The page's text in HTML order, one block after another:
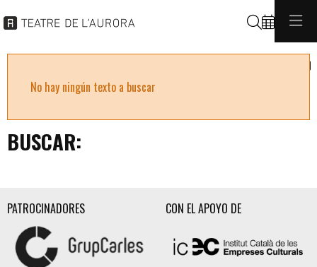
Buscar
No hay ningún texto a buscar
BUSCAR:
PATROCINADORES CON EL APOYO DE